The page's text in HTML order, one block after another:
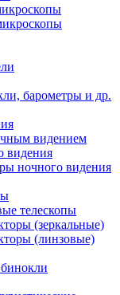
барометры и др.
видением
видения
ночного видения
телескопы
(зеркальные)
(линзовые)